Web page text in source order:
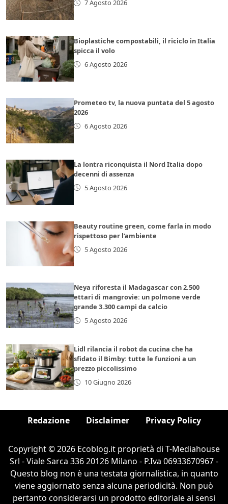
7 Agosto 2026
Bioplastiche compostabili, il riciclo in Italia
spicca il volo
6 Agosto 2026
Prometeo tv, la nuova puntata del 5 agosto
2026
6 Agosto 2026
La lontra riconquista il Nord Italia dopo
decenni di assenza
5 Agosto 2026
Beauty routine green, come farla in modo
rispettoso per l’ambiente
5 Agosto 2026
Neya riforesta il Madagascar con 2.500
ettari di mangrovie: un polmone verde
grande 3.300 campi da calcio
5 Agosto 2026
Lidl rilancia il robot da cucina che ha
sfidato il Bimby: tutte le funzioni a un
prezzo piccolissimo
10 Giugno 2026
Redazione Disclaimer Privacy Policy
Copyright © 2026 Ecoblog.it proprietà di T-Mediahouse
Srl - Viale Sarca 336 20126 Milano - P.Iva 06933670967 -
Questo blog non è una testata giornalistica, in quanto
viene aggiornato senza alcuna periodicità. Non può
pertanto considerarsi un prodotto editoriale ai sensi